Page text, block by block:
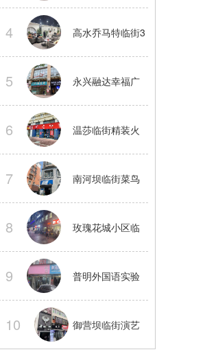
4 高水乔马特临街3
5 永兴融达幸福广
6 温莎临街精装火
系
7 南河坝临街菜鸟
8 玫瑰花城小区临
9 普明外国语实验
10 御营坝临街演艺